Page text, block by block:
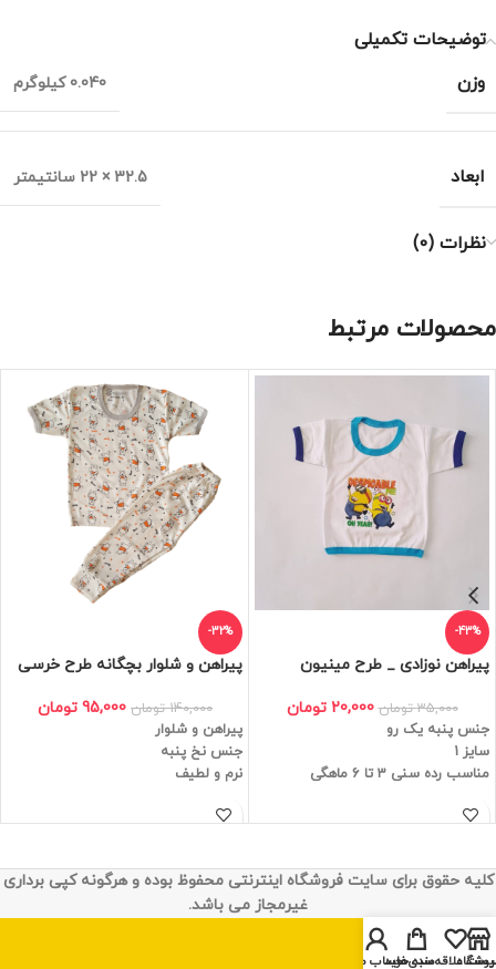
توضیحات تکمیلی
وزن
0.040 کیلوگرم
ابعاد 32.5 × 22 سانتیمتر
نظرات (0)
محصولات مرتبط
-43%
پیراهن نوزادی _ طرح مینیون
35,000 تومان 20,000 تومان
جنس پنبه یک رو
سایز 1
مناسب رده سنی 3 تا 6 ماهگی
-32%
پیراهن و شلوار بچگانه طرح خرسی
140,000 تومان 95,000 تومان
پیراهن و شلوار
جنس نخ پنبه
نرم و لطیف
کلیه حقوق برای سایت فروشگاه اینترنتی محفوظ بوده و هرگونه کپی برداری
غیرمجاز می باشد.
علاقه‌مندی‌ها
سبد خریدحساب من